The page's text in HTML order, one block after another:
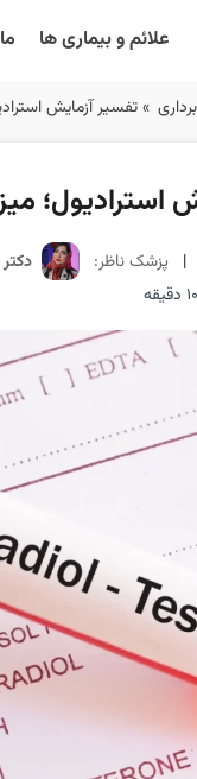
علائم و بیماری ها
»تفسیر آزمایش
استرادیول؛
| پزشک ناظر: